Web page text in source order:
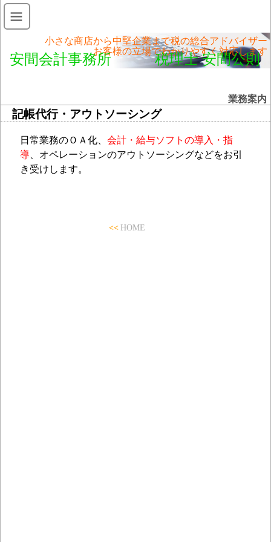
安間会計事務所 税理士 安間公則
小さな商店から中堅企業まで税の総合アドバイザー
お客様の立場でわかりやすく対応します
業務案内
記帳代行・アウトソーシング
日常業務のＯＡ化、 会計・給与ソフトの導入・指
導、オペレーションのアウトソーシングなどをお引
き受けします。
<< HOME